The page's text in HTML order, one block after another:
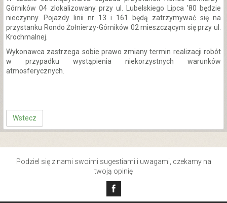
Górników 04 zlokalizowany przy ul. Lubelskiego Lipca '80 będzie
nieczynny. Pojazdy linii nr 13 i 161 będą zatrzymywać się na
przystanku Rondo Żołnierzy-Górników 02 mieszczącym się przy ul.
Krochmalnej.
Wykonawca zastrzega sobie prawo zmiany termin realizacji robót
w przypadku wystąpienia niekorzystnych warunków
atmosferycznych.
Wstecz
Podziel się z nami swoimi sugestiami i uwagami, czekamy na
twoją opinię